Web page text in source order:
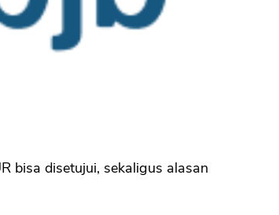
bisa disetujui, sekaligus alasan